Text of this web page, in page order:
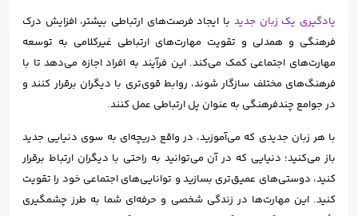
یادگیری یک زبان جدید با ایجاد فرصت‌های ارتباطی بیشتر، افزایش درک
فرهنگی و همدلی و تقویت مهارت‌های ارتباطی غیرکلامی به توسعه
مهارت‌های اجتماعی کمک می‌کند. این فرآیند به افراد اجازه می‌دهد تا با
فرهنگ‌های مختلف سازگار شوند، روابط قوی‌تری با دیگران برقرار کنند و
در جوامع چندفرهنگی به عنوان پل ارتباطی عمل کنند.
با هر زبان جدیدی که می‌آموزید، در واقع دریچه‌ای به سوی دنیایی جدید
باز می‌کنید؛ دنیایی که در آن می‌توانید به راحتی با دیگران ارتباط برقرار
کنید، دوستی‌های عمیق‌تری بسازید و توانایی‌های اجتماعی خود را تقویت
کنید. این مهارت‌ها در زندگی شخصی و حرفه‌ای شما به طرز چشمگیری